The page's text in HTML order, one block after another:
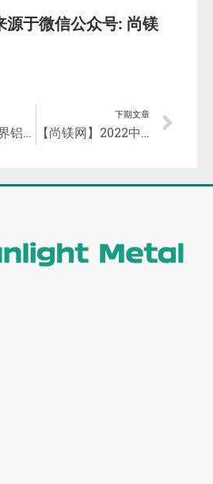
源于微信公众号: 尚镁
国际铝协：世界铝工业发展历史上最重要的50个里程碑时刻
下期文章
【尚镁网】2022中国镁业年度盘点